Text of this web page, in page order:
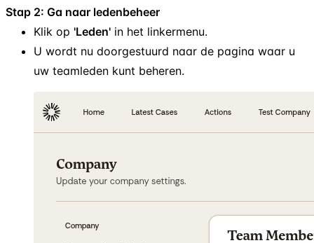
Stap 2: Ga naar ledenbeheer
Klik op 'Leden' in het linkermenu.
U wordt nu doorgestuurd naar de pagina waar u
uw teamleden kunt beheren.